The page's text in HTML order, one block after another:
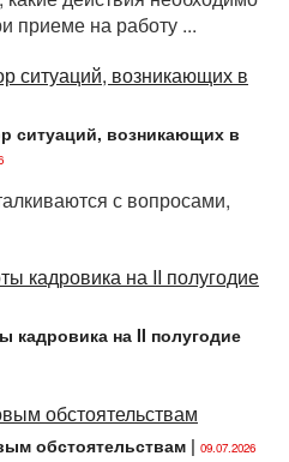
приеме на работу ...
ситуаций, возникающих в
с вопросами,
кадровика на II полугодие
обстоятельствам | 09.07.2026